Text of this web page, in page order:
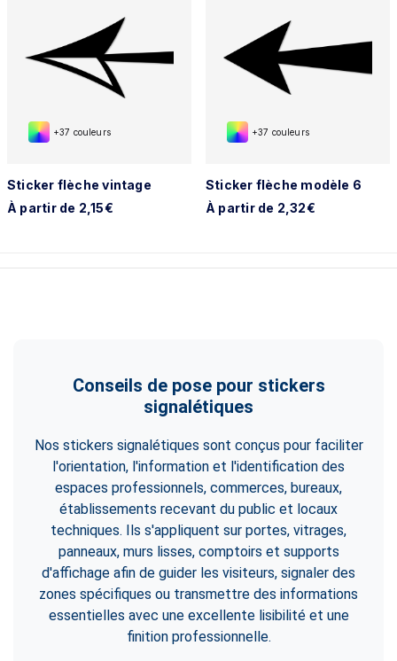
+37 couleurs
Sticker flèche vintage
À partir de 2,15€
+37 couleurs
Sticker flèche modèle 6
À partir de 2,32€
Conseils de pose pour stickers
signalétiques
Nos stickers signalétiques sont conçus pour faciliter
l'orientation, l'information et l'identification des
espaces professionnels, commerces, bureaux,
établissements recevant du public et locaux
techniques. Ils s'appliquent sur portes, vitrages,
panneaux, murs lisses, comptoirs et supports
d'affichage afin de guider les visiteurs, signaler des
zones spécifiques ou transmettre des informations
essentielles avec une excellente lisibilité et une
finition professionnelle.